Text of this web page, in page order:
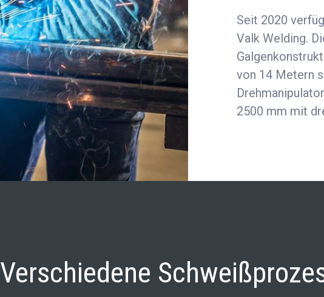
Seit 2020
Valk Welding.
von 14 Metern
2500 mm mit
Verschiedene